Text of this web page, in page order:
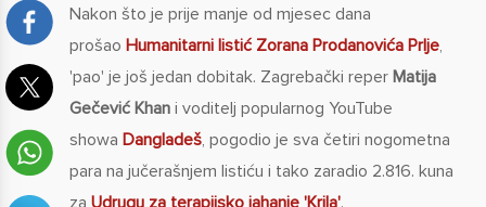
Nakon što je prije manje od mjesec dana
prošao Humanitarni listić Zorana Prodanovića Prlje,
'pao' je još jedan dobitak. Zagrebački reper Matija
Gečević Khan i voditelj popularnog YouTube
showa Dangladeš, pogodio je sva četiri nogometna
para na jučerašnjem listiću i tako zaradio 2.816. kuna
za Udrugu za terapijsko jahanje 'Krila'.